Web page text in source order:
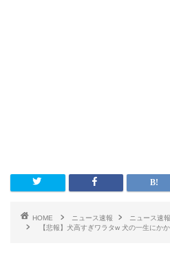
HOME ニュース速報
ニュース速報
【悲報】犬高すぎワラタw 犬の一生にか